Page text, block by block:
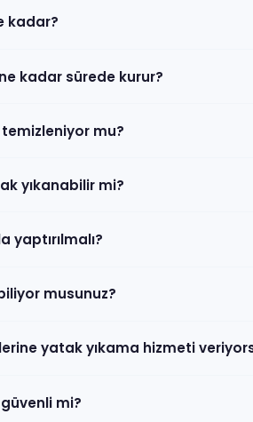
kadar?
kadar sürede kurur?
mu?
yıkanabilir mi?
yaptırılmalı?
musunuz?
yatak yıkama hizmeti
mi?